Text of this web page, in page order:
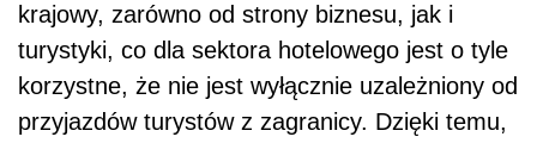
krajowy, zarówno od strony biznesu, jak i
turystyki, co dla sektora hotelowego jest o tyle
korzystne, że nie jest wyłącznie uzależniony od
przyjazdów turystów z zagranicy. Dzięki temu,